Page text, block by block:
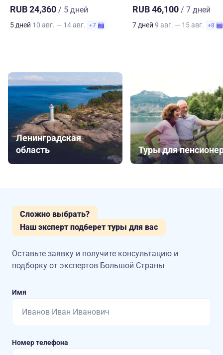
RUB 24,360 / 5 дней
5 дней 10 авг. — 14 авг. +7
RUB 46,100 / 7 дней
7 дней 9 авг. — 15 авг. +8
Ленинградская
область
Туры для
Сложно выбрать?
Наш эксперт подберет туры для вас
Оставьте заявку и получите консультацию и
подборку от экспертов Большой Страны
Имя
Номер телефона